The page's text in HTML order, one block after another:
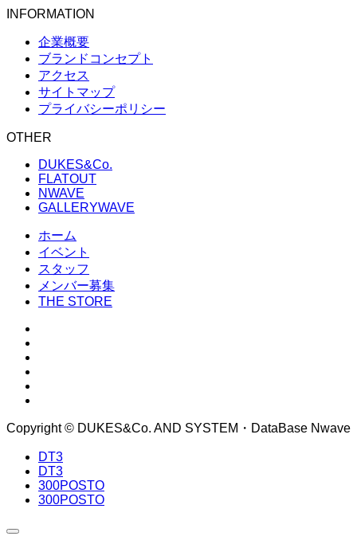
INFORMATION
企業概要
ブランドコンセプト
アクセス
サイトマップ
プライバシーポリシー
OTHER
DUKES&Co.
FLATOUT
NWAVE
GALLERYWAVE
ホーム
イベント
スタッフ
メンバー募集
THE STORE
Copyright © DUKES&Co. AND SYSTEM・DataBase Nwave
DT3
DT3
300POSTO
300POSTO